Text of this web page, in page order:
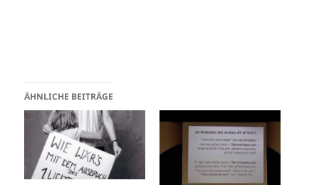
ÄHNLICHE BEITRÄGE